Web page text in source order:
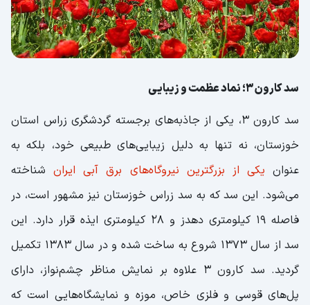
سد کارون 3؛ نماد عظمت و زیبایی
سد کارون 3، یکی از جاذبه‌های برجسته گردشگری زراس استان
خوزستان، نه تنها به دلیل زیبایی‌های طبیعی خود، بلکه به
عنوان یکی از بزرگترین نیروگاه‌های برق آبی ایرانشناخته
می‌شود. این سد که به سد زراس خوزستان نیز مشهور است، در
فاصله 19 کیلومتری دهدز و 28 کیلومتری ایذه قرار دارد. این
سد از سال 1373 شروع به ساخت شده و در سال 1383 تکمیل
گردید. سد کارون 3 علاوه بر نمایش مناظر چشم‌نواز، دارای
پل‌های قوسی و فلزی خاص، موزه و نمایشگاه‌هایی است که